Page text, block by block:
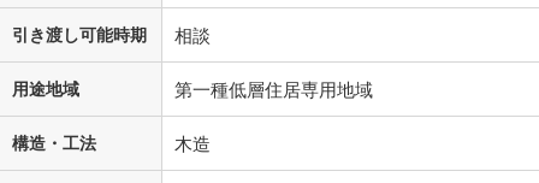
引き渡し可能時期 相談
用途地域 第一種低層住居専用地域
構造・工法 木造